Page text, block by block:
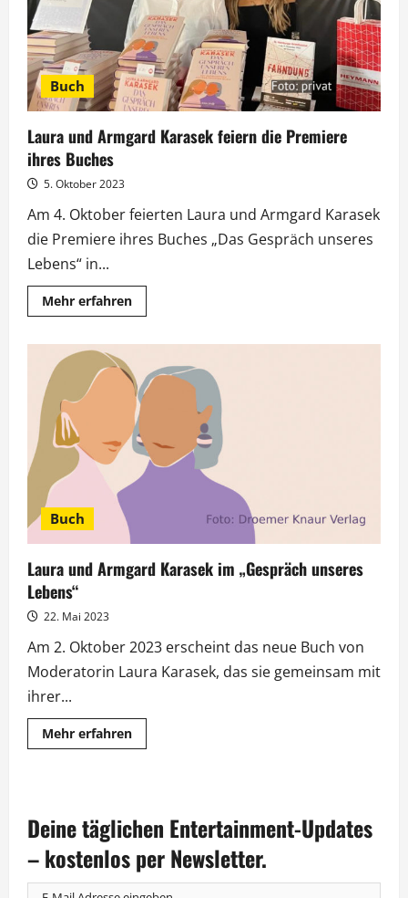
Buch
Laura und Armgard Karasek feiern die Premiere
ihres Buches
5. Oktober 2023
Am 4. Oktober feierten Laura und Armgard Karasek
die Premiere ihres Buches „Das Gespräch unseres
Lebens“ in...
Mehr erfahrenMehr
Informationen
Armgard
Karasek
feiern
die
Premiere
ihres
Buches
Buch
Laura und Armgard Karasek im „Gespräch unseres
Lebens“
22. Mai 2023
Am 2. Oktober 2023 erscheint das neue Buch von
Moderatorin Laura Karasek, das sie gemeinsam mit
ihrer...
Mehr erfahrenMehr
Informationen
im
„Gespräch
unseres
Lebens“
Deine täglichen Entertainment-Updates
– kostenlos per Newsletter.